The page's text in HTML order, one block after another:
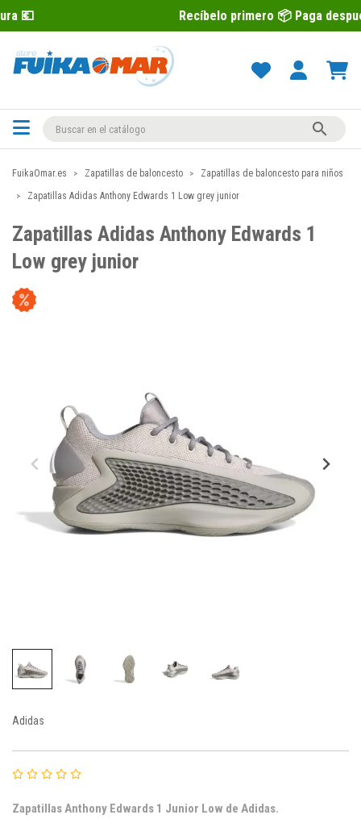
Recíbelo primero 📦 Paga después con

FuikaOmar.es Zapatillas de baloncesto
Zapatillas de baloncesto para niños
Zapatillas Adidas Anthony Edwards 1 Low grey junior
Zapatillas Adidas Anthony Edwards 1
Low grey junior
Adidas
Zapatillas Anthony Edwards 1 Junior Low de Adidas.